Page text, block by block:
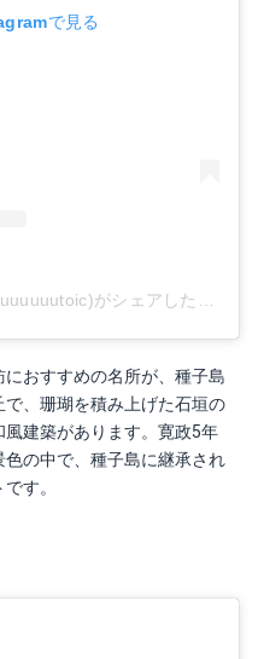
で見る
??????????????さん(@muuuuuuuuutoic)がシェアした投稿
おすすめの名所が、種子島
、珊瑚を積み上げた石垣の
建築があります。寛政5年
の中で、種子島に継承され
す。